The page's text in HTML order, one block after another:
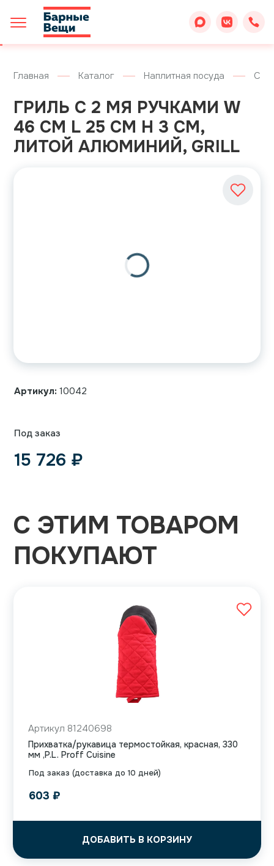
Главная Каталог Наплитная посуда
ГРИЛЬ С 2 МЯ РУЧКАМИ W
46 СМ L 25 СМ H 3 СМ,
ЛИТОЙ АЛЮМИНИЙ, GRILL
Артикул: 10042
Под заказ
15 726 ₽
С ЭТИМ ТОВАРОМ
ПОКУПАЮТ
Под заказ (доставка до 10 дней)
Артикул 81240698
Прихватка/рукавица термостойкая, красная, 330
мм ,P.L. Proff Cuisine
603 ₽
ДОБАВИТЬ В КОРЗИНУ